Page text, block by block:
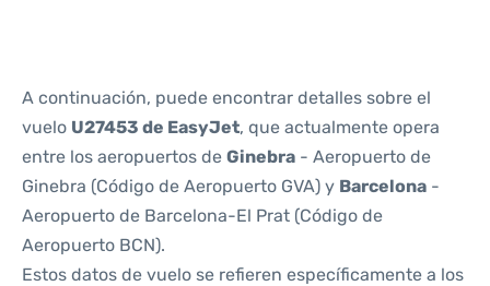
A continuación, puede encontrar detalles sobre el
vuelo U27453 de EasyJet, que actualmente opera
entre los aeropuertos de Ginebra - Aeropuerto de
Ginebra (Código de Aeropuerto GVA) y Barcelona -
Aeropuerto de Barcelona-El Prat (Código de
Aeropuerto BCN).
Estos datos de vuelo se refieren específicamente a los